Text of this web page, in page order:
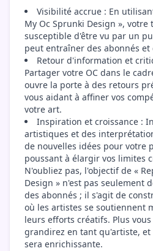
Visibilité accrue : En
My Oc Sprunki Design », votre
susceptible d'être vu par un
peut entraîner des abonnés et
Retour d'information et
Partager votre OC dans le
ouvre la porte à des retours
vous aidant à affiner vos
votre art.
Inspiration et croissance :
artistiques et des
de nouvelles idées pour votre
poussant à élargir vos limites
N'oubliez pas, l'objectif de «
Design » n'est pas seulement
des abonnés ; il s'agit de
où les artistes se soutiennent
leurs efforts créatifs. Plus
grandirez en tant qu'artiste,
sera enrichissante.